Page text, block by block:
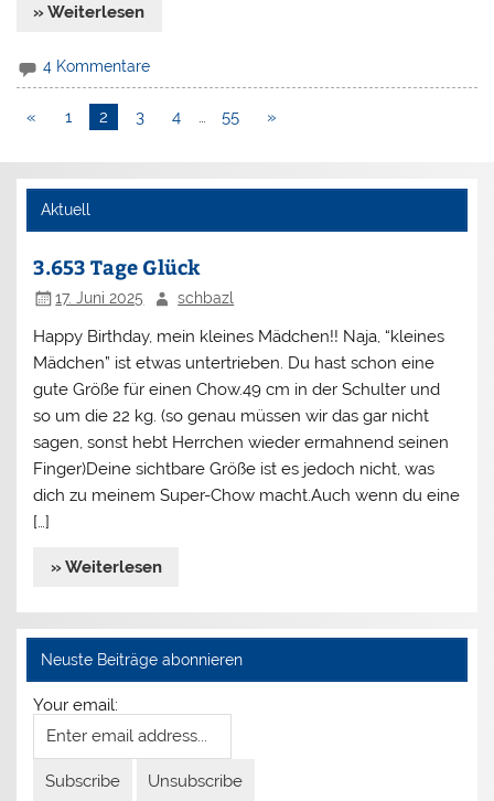
» Weiterlesen
4 Kommentare
« 1 2 3 4 55 »
Aktuell
3.653 Tage Glück
17. Juni 2025 schbazl
Happy Birthday, mein kleines Mädchen!! Naja, “kleines
Mädchen” ist etwas untertrieben. Du hast schon eine
gute Größe für einen Chow.49 cm in der Schulter und
so um die 22 kg. (so genau müssen wir das gar nicht
sagen, sonst hebt Herrchen wieder ermahnend seinen
Finger)Deine sichtbare Größe ist es jedoch nicht, was
dich zu meinem Super-Chow macht.Auch wenn du eine
[…]
» Weiterlesen
Neuste Beiträge abonnieren
Your email: